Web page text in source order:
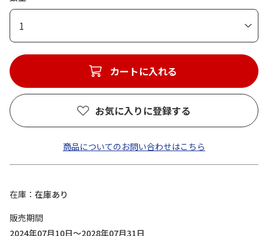
1
カートに入れる
お気に入りに登録する
商品についてのお問い合わせはこちら
在庫
在庫あり
販売期間
2024年07月10日～2028年07月31日